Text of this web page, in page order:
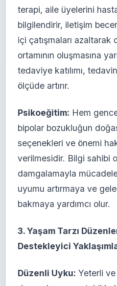
terapi, aile üyelerini
bilgilendirir, iletişim
içi çatışmaları
ortamının oluşmasına
tedaviye katılımı,
ölçüde artırır.
Psikoeğitim: Hem
bipolar bozukluğun
seçenekleri ve önemi
verilmesidir. Bilgi sahibi
damgalamayla
uyumu artırmaya ve
bakmaya yardımcı olur.
3. Yaşam Tarzı
Destekleyici
Düzenli Uyku: Yeterli